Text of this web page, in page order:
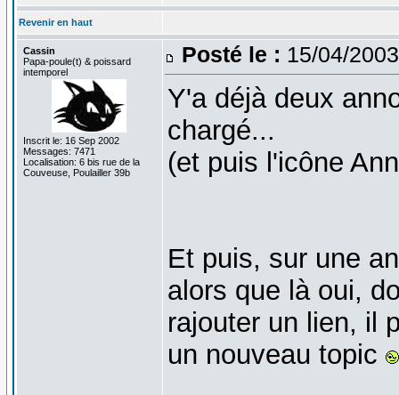
Revenir en haut
Cassin
Papa-poule(t) & poissard
intemporel
Inscrit le: 16 Sep 2002
Messages: 7471
Localisation: 6 bis rue de la
Couveuse, Poulailler 39b
Posté le : 15/04/
Y'a déjà deux
chargé...
(et puis l'icône
Et puis, sur une
alors que là oui,
rajouter un lien, il
un nouveau topic